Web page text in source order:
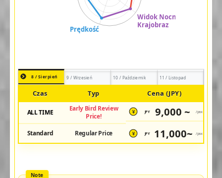
8 / Sierpień 9 / Wrzesień 10 / Październik 11 / Listopad
Czas Typ Cena (JPY)
ALL TIME
Early Bird Review
Price!
¥ JPY 9,000 ~ /pax
Standard Regular Price ¥ JPY 11,000~ /pax